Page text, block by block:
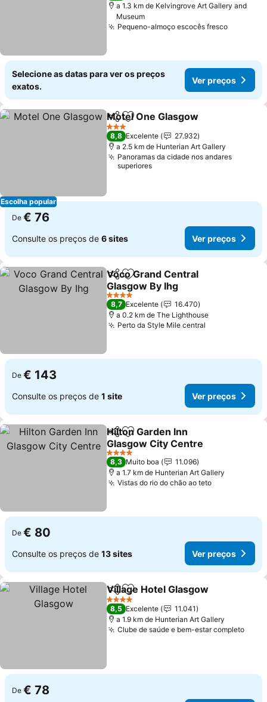
a 1.3 km de Kelvingrove Art Gallery and
Museum
Pequeno-almoço escocês frescoVer
Selecione as datas para ver os preços
exatos.
Ver preços
Escolha popular
PartilharAdicionar aos favoritos
Motel One Glasgow
3 Estrelas
8,8 Excelente
27.932
a 2.5 km de Hunterian Art Gallery
Panoramas da cidade nos andares
superiores
De € 76
Consulte os preços de 6 sites Ver preços
PartilharAdicionar aos favoritos
Voco Grand Central
Glasgow By Ihg
Ver preços
4 Estrelas
8,7 Excelente
16.470
a 0.2 km de The Lighthouse
Perto da Style Mile central
De € 143
Consulte os preços de 1 site Ver preços
PartilharAdicionar aos favoritos
Hilton Garden Inn
Glasgow City Centre
Ver preços
4 Estrelas
8,3 Muito boa
11.096
a 1.7 km de Hunterian Art Gallery
Vistas do rio do chão ao tetoVer preços
De € 80
Consulte os preços de 13 sites Ver preços
PartilharAdicionar aos favoritos
Village Hotel Glasgow
4 Estrelas
8,5 Excelente
11.041
a 1.9 km de Hunterian Art Gallery
Clube de saúde e bem-estar completoVer
De € 78